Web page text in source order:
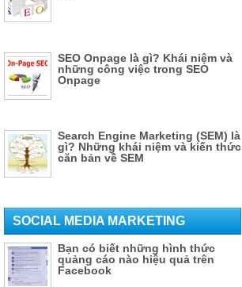
SEO Onpage là gì? Khái niệm và
những công việc trong SEO
Onpage
Search Engine Marketing (SEM) là
gì? Những khái niệm và kiến thức
căn bản về SEM
SOCIAL MEDIA MARKETING
Bạn có biết những hình thức
quảng cáo nào hiệu quả trên
Facebook